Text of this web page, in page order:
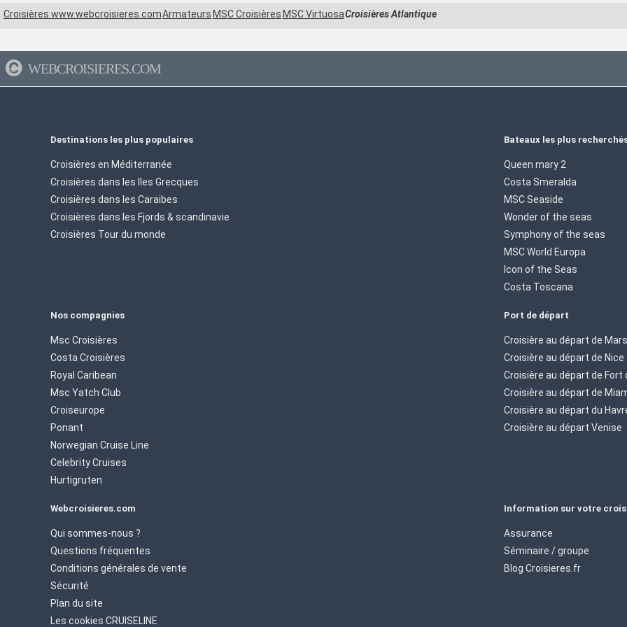
Croisières www.webcroisieres.comArmateurs MSC Croisières MSC VirtuosaCroisières Atlantique
WEBCROISIERES.COM
Destinations les plus populaires
Croisières en Méditerranée
Croisières dans les Iles Grecques
Croisières dans les Caraibes
Croisières dans les Fjords & scandinavie
Croisières Tour du monde
Bateaux les plus
Queen mary 2
Costa Smeralda
MSC Seaside
Wonder of the seas
Symphony of the seas
MSC World Europa
Icon of the Seas
Costa Toscana
Nos compagnies
Msc Croisières
Costa Croisières
Royal Caribean
Msc Yatch Club
Croiseurope
Ponant
Norwegian Cruise Line
Celebrity Cruises
Hurtigruten
Port de départ
Croisière au départ de
Croisière au départ de Nice
Croisière au départ de Fort
Croisière au départ de
Croisière au départ du
Croisière au départ Venise
Webcroisieres.com
Qui sommes-nous ?
Questions fréquentes
Conditions générales de vente
Sécurité
Plan du site
Les cookies CRUISELINE
Information sur votre
Assurance
Séminaire / groupe
Blog Croisieres.fr